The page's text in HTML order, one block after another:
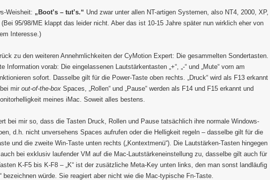
Weisheit: „Boot’s – tut’s.“ Und zwar unter allen NT-artigen Systemen, also NT4, 2000, XP,
95/98/ME klappt das leider nicht. Aber das ist 10-15 Jahre später nun wirklich eher von
Interesse.)
zu den weiteren Annehmlichkeiten der CyMotion Expert: Die gesammelten Sondertasten.
Information vorab: Die eingelassenen Lautstärkentasten „+“, „-“ und „Mute“ vorn am
sofort. Dasselbe gilt für die Power-Taste oben rechts. „Druck“ wird als F13 erkannt
mir out-of-the-box Spaces, „Rollen“ und „Pause“ werden als F14 und F15 erkannt und
meines iMac. Soweit alles bestens.
bei mir so, dass die Tasten Druck, Rollen und Pause tatsächlich ihre normale Windows-
d.h. nicht unversehens Spaces aufrufen oder die Helligkeit regeln – dasselbe gilt für die
und die zweite Win-Taste unten rechts („Kontextmenü“). Die Lautstärken-Tasten hingegen
bei exklusiv laufender VM auf die Mac-Lautstärkeneinstellung zu, dasselbe gilt auch für
K-F5 bis K-F8 – „K“ ist der zusätzliche Meta-Key unten links, den man sonst landläufig
bezeichnen würde. Sie reagiert aber nicht wie die Mac-typische Fn-Taste.